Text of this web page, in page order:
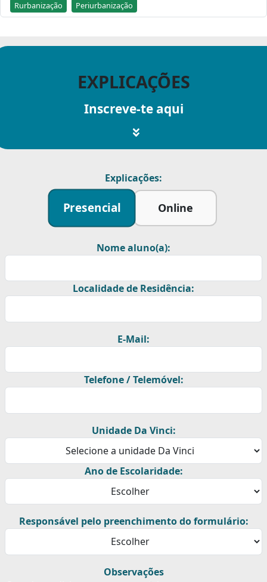
Rurbanização
Periurbanização
EXPLICAÇÕES
Inscreve-te aqui
Explicações:
Presencial Online
Nome aluno(a):
Localidade de Residência:
E-Mail:
Telefone / Telemóvel:
Unidade Da Vinci:
Ano de Escolaridade:
Responsável pelo preenchimento do formulário:
Observações